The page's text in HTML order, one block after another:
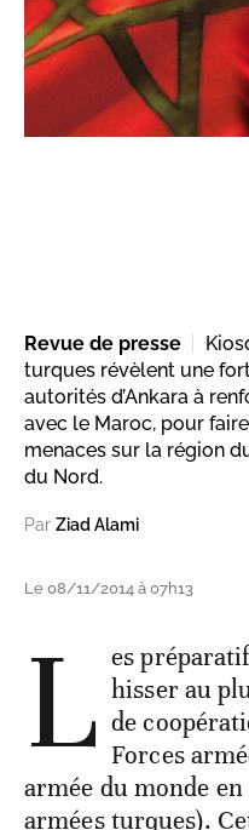
Revue de presse
turques révèlent une
autorités d’Ankara à
avec le Maroc, pour
menaces sur la région
du Nord.
Par Ziad Alami
Le 08/11/2014 à 07h13
L es
hisser au
de
Forces
armée du monde
armées turques).